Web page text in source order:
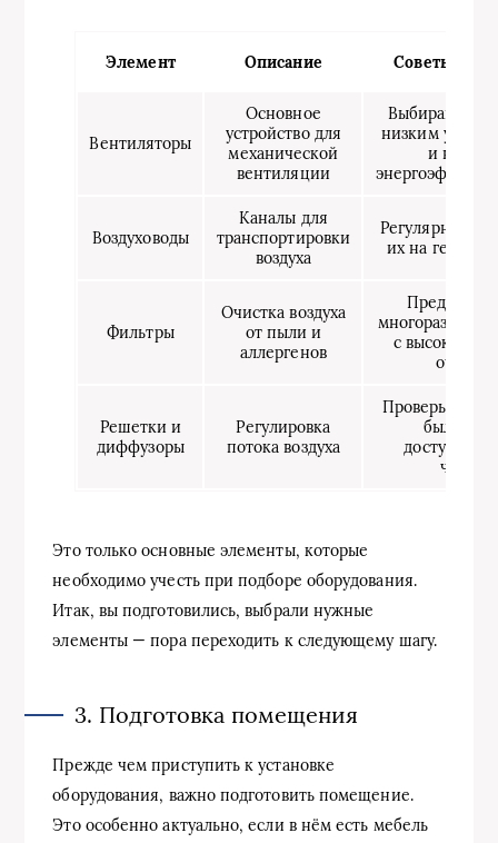
Элемент Описание Советы по
Вентиляторы
Основное
устройство для
механической
вентиляции
Выбирайте
низким
и
Воздуховоды
Каналы для
транспортировки
воздуха
Регулярно
их на
Фильтры
Очистка воздуха
от пыли и
аллергенов
многоразовые
с высоким
очистки
Решетки и
диффузоры
Регулировка
потока воздуха
Проверьте,
были
чистки
Это только основные элементы, которые
необходимо учесть при подборе оборудования.
Итак, вы подготовились, выбрали нужные
элементы — пора переходить к следующему шагу.
3. Подготовка помещения
Прежде чем приступить к установке
оборудования, важно подготовить помещение.
Это особенно актуально, если в нём есть мебель